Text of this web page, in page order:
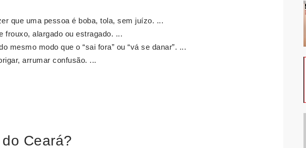
que uma pessoa é boba, tola, sem juízo. ...
frouxo, alargado ou estragado. ...
mesmo modo que o “sai fora” ou “vá se danar”. ...
arrumar confusão. ...
Ceará?